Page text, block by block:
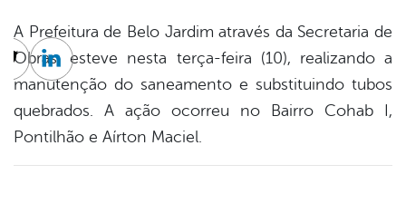
A Prefeitura de Belo Jardim através da Secretaria de
Obras, esteve nesta terça-feira (10), realizando a
manutenção do saneamento e substituindo tubos
quebrados. A ação ocorreu no Bairro Cohab I,
Pontilhão e Aírton Maciel.
Twitter
Linkedin